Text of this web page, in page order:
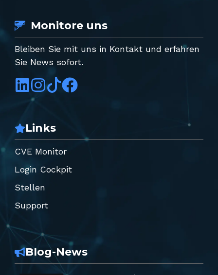
Monitore uns
Bleiben Sie mit uns in Kontakt und erfahren
Sie News sofort.
Links
CVE Monitor
Login Cockpit
Stellen
Support
Blog-News